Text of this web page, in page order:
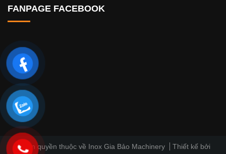
FANPAGE FACEBOOK
© Bản quyền thuộc về Inox Gia Bảo Machinery Thiết kế bởi